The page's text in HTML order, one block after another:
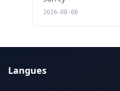
2026-08-06
Langues